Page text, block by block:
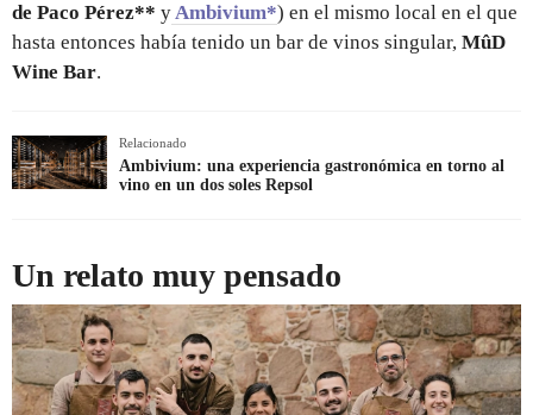
de Paco Pérez** yAmbivium*) en el mismo local en el que
hasta entonces había tenido un bar de vinos singular, MûD
Wine Bar.
Relacionado
Ambivium: una experiencia gastronómica en torno al
vino en un dos soles Repsol
Un relato muy pensado